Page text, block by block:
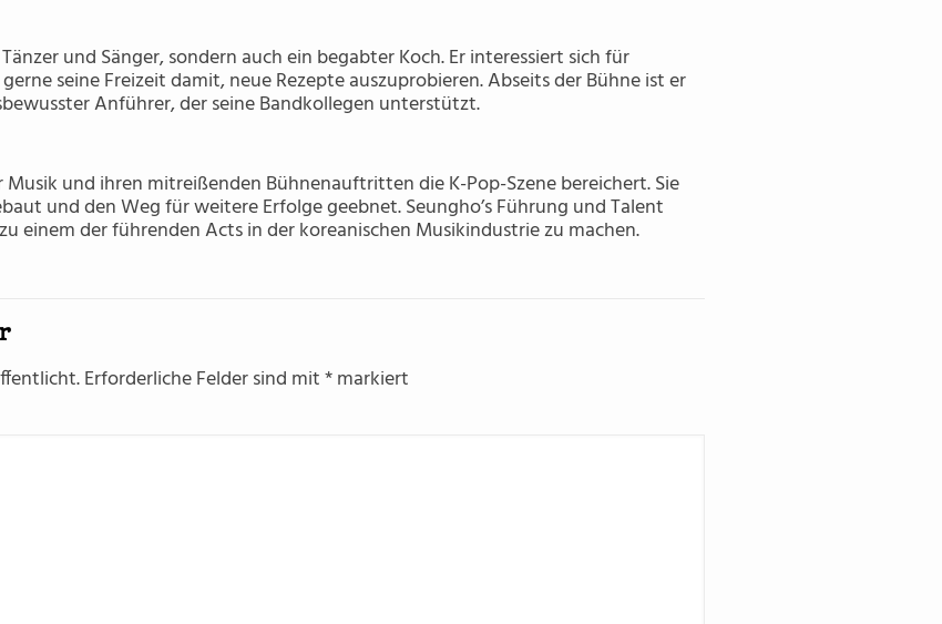
und Sänger, sondern auch ein begabter Koch. Er interessiert sich für
seine Freizeit damit, neue Rezepte auszuprobieren. Abseits der Bühne ist er
Anführer, der seine Bandkollegen unterstützt.
und ihren mitreißenden Bühnenauftritten die K-Pop-Szene bereichert. Sie
und den Weg für weitere Erfolge geebnet. Seungho’s Führung und Talent
einem der führenden Acts in der koreanischen Musikindustrie zu machen.
Erforderliche Felder sind mit*markiert